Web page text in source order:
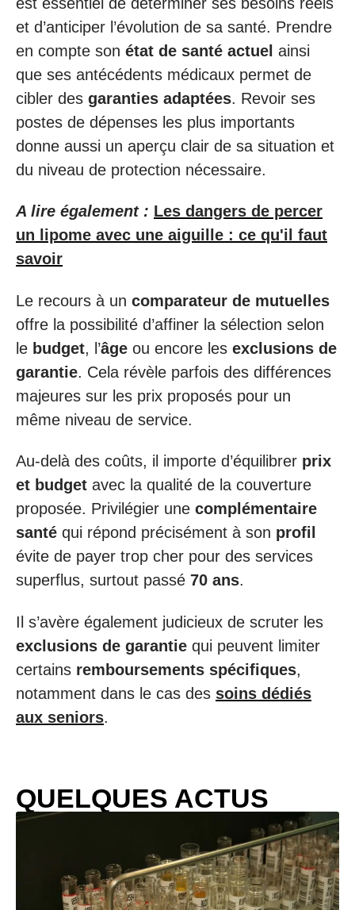
et d’anticiper l’évolution de sa santé. Prendre
en compte son état de santé actuel ainsi
que ses antécédents médicaux permet de
cibler des garanties adaptées. Revoir ses
postes de dépenses les plus importants
donne aussi un aperçu clair de sa situation et
du niveau de protection nécessaire.
A lire également : Les dangers de percer
un lipome avec une aiguille : ce qu'il faut
savoir
Le recours à un comparateur de mutuelles
offre la possibilité d’affiner la sélection selon
le budget, l’âge ou encore les exclusions de
garantie. Cela révèle parfois des différences
majeures sur les prix proposés pour un
même niveau de service.
Au-delà des coûts, il importe d’équilibrer prix
et budget avec la qualité de la couverture
proposée. Privilégier une complémentaire
santé qui répond précisément à son profil
évite de payer trop cher pour des services
superflus, surtout passé 70 ans.
Il s’avère également judicieux de scruter les
exclusions de garantie qui peuvent limiter
certains remboursements spécifiques,
notamment dans le cas des soins dédiés
aux seniors.
QUELQUES ACTUS